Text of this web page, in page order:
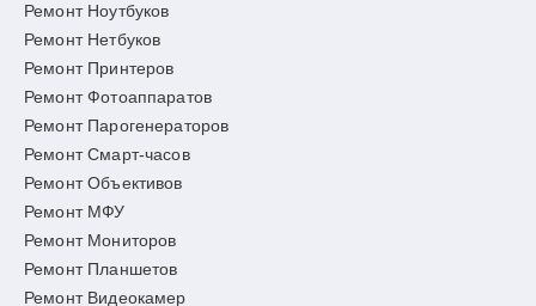
Ремонт Ноутбуков
Ремонт Нетбуков
Ремонт Принтеров
Ремонт Фотоаппаратов
Ремонт Парогенераторов
Ремонт Смарт-часов
Ремонт Объективов
Ремонт МФУ
Ремонт Мониторов
Ремонт Планшетов
Ремонт Видеокамер